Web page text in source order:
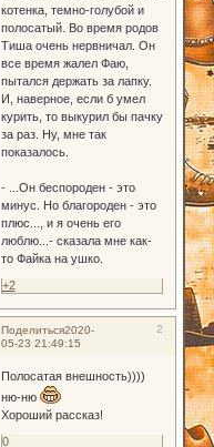
котенка, темно-голубой и
полосатый. Во время родов
Тиша очень нервничал. Он
все время жалел Фаю,
пытался держать за лапку.
И, наверное, если б умел
курить, то выкурил бы пачку
за раз. Ну, мне так
показалось.
- ...Он беспороден - это
минус. Но благороден - это
плюс..., и я очень его
люблю...- сказала мне как-
то Файка на ушко.
+2
Поделиться 2
2020-
05-23 21:49:15
Полосатая внешность))))
ню-ню
Хороший рассказ!
0